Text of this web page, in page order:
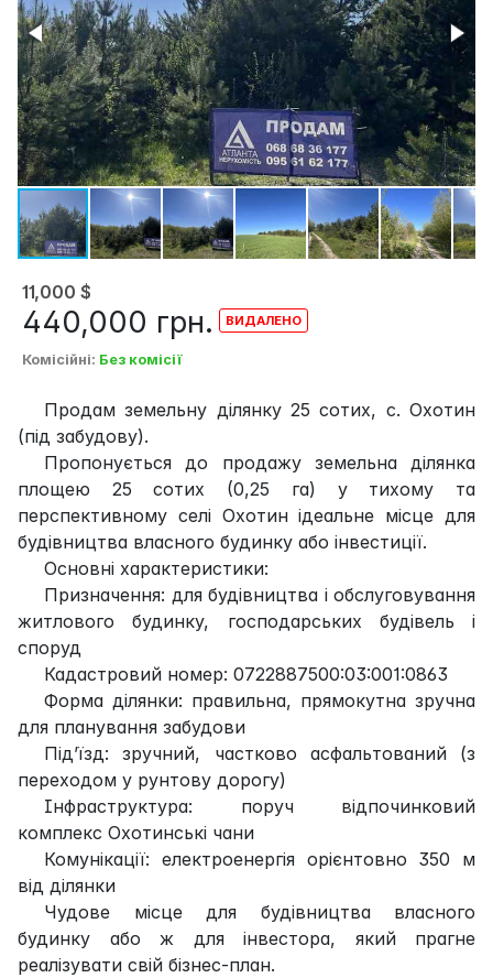
11,000 $
440,000 грн.
Комісійні: Без комісії
Продам земельну ділянку 25 сотих, с. Охотин
(під забудову).
Пропонується до продажу земельна ділянка
площею 25 сотих (0,25 га) у тихому та
перспективному селі Охотин ідеальне місце для
будівництва власного будинку або інвестиції.
Основні характеристики:
Призначення: для будівництва і обслуговування
житлового будинку, господарських будівель і
споруд
Кадастровий номер: 0722887500:03:001:0863
Форма ділянки: правильна, прямокутна зручна
для планування забудови
Під’їзд: зручний, частково асфальтований (з
переходом у рунтову дорогу)
Інфраструктура: поруч відпочинковий
комплекс Охотинські чани
Комунікації: електроенергія орієнтовно 350 м
від ділянки
Чудове місце для будівництва власного
будинку або ж для інвестора, який прагне
реалізувати свій бізнес-план.